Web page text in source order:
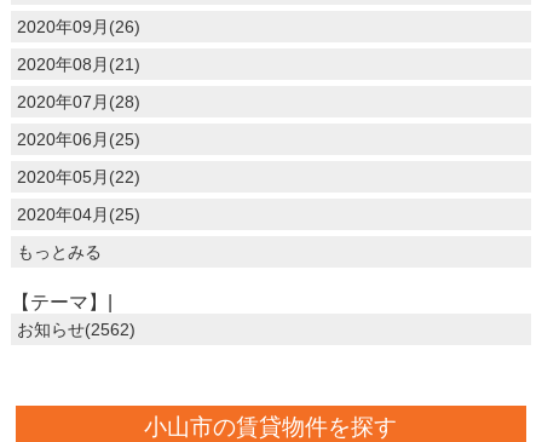
2020年09月(26)
2020年08月(21)
2020年07月(28)
2020年06月(25)
2020年05月(22)
2020年04月(25)
もっとみる
【テーマ】|
お知らせ(2562)
小山市の賃貸物件を探す